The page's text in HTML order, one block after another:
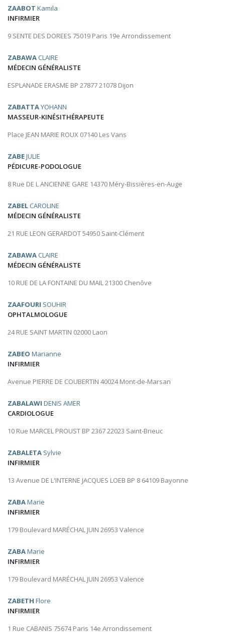
ZAABOT Kamila
INFIRMIER
9 SENTE DES DOREES 75019 Paris 19e Arrondissement
ZABAWA CLAIRE
MÉDECIN GÉNÉRALISTE
ESPLANADE ERASME BP 27877 21078 Dijon
ZABATTAYOHANN
MASSEUR-KINÉSITHÉRAPEUTE
Place JEAN MARIE ROUX 07140 Les Vans
ZABEJULIE
PÉDICURE-PODOLOGUE
8 Rue DE L ANCIENNE GARE 14370 Méry-Bissières-en-Auge
ZABEL CAROLINE
MÉDECIN GÉNÉRALISTE
21 RUE LEON GERARDOT 54950 Saint-Clément
ZABAWA CLAIRE
MÉDECIN GÉNÉRALISTE
10 RUE DE LA FONTAINE DU MAIL 21300 Chenôve
ZAAFOURI SOUHIR
OPHTALMOLOGUE
24 RUE SAINT MARTIN 02000 Laon
ZABEO Marianne
INFIRMIER
Avenue PIERRE DE COUBERTIN 40024 Mont-de-Marsan
ZABALAWI DENIS AMER
CARDIOLOGUE
10 Rue MARCEL PROUST BP 2367 22023 Saint-Brieuc
ZABALETA Sylvie
INFIRMIER
13 Avenue DE L'INTERNE JACQUES LOEB BP 8 64109 Bayonne
ZABAMarie
INFIRMIER
179 Boulevard MARÉCHAL JUIN 26953 Valence
ZABAMarie
INFIRMIER
179 Boulevard MARÉCHAL JUIN 26953 Valence
ZABETH Flore
INFIRMIER
1 Rue CABANIS 75674 Paris 14e Arrondissement